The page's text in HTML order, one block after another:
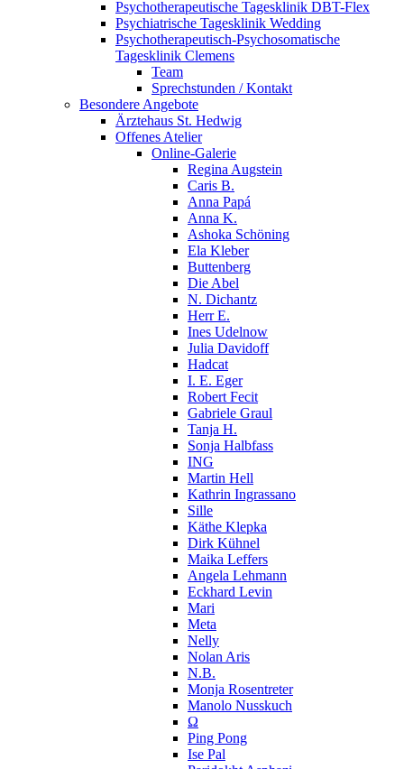
Psychotherapeutische Tagesklinik DBT-Flex
Psychiatrische Tagesklinik Wedding
Psychotherapeutisch-Psychosomatische
Tagesklinik Clemens
Team
Sprechstunden / Kontakt
Besondere Angebote
Ärztehaus St. Hedwig
Offenes Atelier
Online-Galerie
Regina Augstein
Caris B.
Anna Papá
Anna K.
Ashoka Schöning
Ela Kleber
Buttenberg
Die Abel
N. Dichantz
Herr E.
Ines Udelnow
Julia Davidoff
Hadcat
I. E. Eger
Robert Fecit
Gabriele Graul
Tanja H.
Sonja Halbfass
ING
Martin Hell
Kathrin Ingrassano
Sille
Käthe Klepka
Dirk Kühnel
Maika Leffers
Angela Lehmann
Eckhard Levin
Mari
Meta
Nelly
Nolan Aris
N.B.
Monja Rosentreter
Manolo Nusskuch
Ω
Ping Pong
Ise Pal